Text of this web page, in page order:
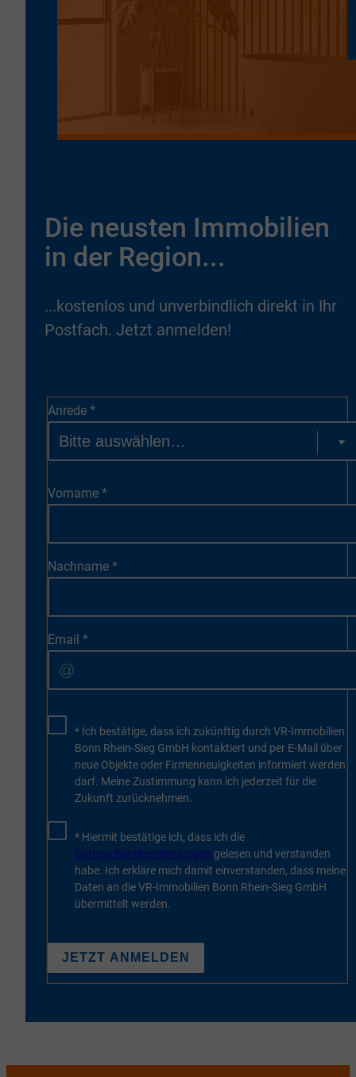
Die neusten Immobilien
in der Region...
...kostenlos und unverbindlich direkt in Ihr
Postfach. Jetzt anmelden!
Anrede *
Vorname *
Nachname *
Email *
* Ich bestätige, dass ich zukünftig durch VR-Immobilien
Bonn Rhein-Sieg GmbH kontaktiert und per E-Mail über
neue Objekte oder Firmenneuigkeiten informiert werden
darf. Meine Zustimmung kann ich jederzeit für die
Zukunft zurücknehmen.
* Hiermit bestätige ich, dass ich die
Datenschutzbestimmungen gelesen und verstanden
habe. Ich erkläre mich damit einverstanden, dass meine
Daten an die VR-Immobilien Bonn Rhein-Sieg GmbH
übermittelt werden.
JETZT ANMELDEN